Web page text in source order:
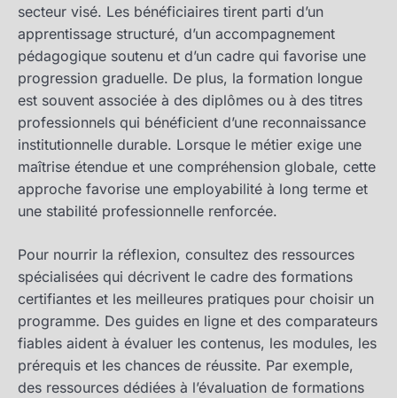
secteur visé. Les bénéficiaires tirent parti d’un
apprentissage structuré, d’un accompagnement
pédagogique soutenu et d’un cadre qui favorise une
progression graduelle. De plus, la formation longue
est souvent associée à des diplômes ou à des titres
professionnels qui bénéficient d’une reconnaissance
institutionnelle durable. Lorsque le métier exige une
maîtrise étendue et une compréhension globale, cette
approche favorise une employabilité à long terme et
une stabilité professionnelle renforcée.
Pour nourrir la réflexion, consultez des ressources
spécialisées qui décrivent le cadre des formations
certifiantes et les meilleures pratiques pour choisir un
programme. Des guides en ligne et des comparateurs
fiables aident à évaluer les contenus, les modules, les
prérequis et les chances de réussite. Par exemple,
des ressources dédiées à l’évaluation de formations